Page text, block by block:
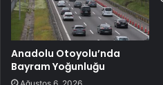
Anadolu Otoyolu’nda
Bayram Yoğunluğu